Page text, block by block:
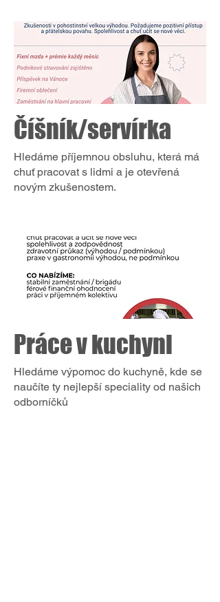
Číšník/servírka
Hledáme příjemnou obsluhu, která má
chuť pracovat s lidmi a je otevřená
novým zkušenostem.
Práce v kuchyni
Hledáme výpomoc do kuchyně, kde se
naučíte ty nejlepší speciality od našich
odborníčků